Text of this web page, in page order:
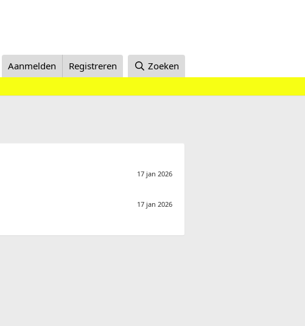
Aanmelden Registreren Zoeken
17 jan 2026
17 jan 2026